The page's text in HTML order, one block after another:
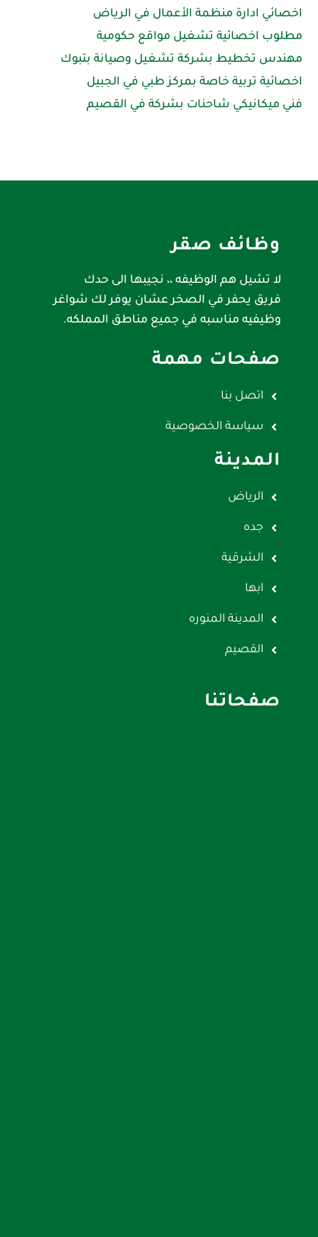
اخصائي ادارة منظمة الأعمال في الرياض
مطلوب اخصائية تشغيل مواقع حكومية
مهندس تخطيط بشركة تشغيل وصيانة بتبوك
اخصائية تربية خاصة بمركز طبي في الجبيل
فني ميكانيكي شاحنات بشركة في القصيم
وظائف صقر
لا تشيل هم الوظيفه ،، نجيبها الى حدك
فريق يحفر في الصخر عشان يوفر لك شواغر
وظيفيه مناسبه في جميع مناطق المملكه.
صفحات مهمة
اتصل بنا
سياسة الخصوصية
المدينة
الرياض
جده
الشرقية
ابها
المدينة المنوره
القصيم
صفحاتنا